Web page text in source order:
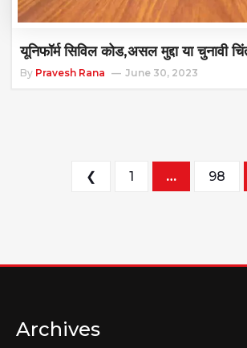
यूनिफॉर्म सिविल कोड,असल मुद्दा या चुनावी
By Pravesh Rana June 30, 2023
Posts
❮ 1 … 98
Archives